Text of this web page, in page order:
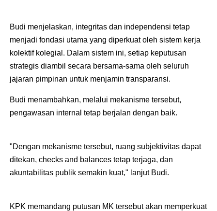
Budi menjelaskan, integritas dan independensi tetap
menjadi fondasi utama yang diperkuat oleh sistem kerja
kolektif kolegial. Dalam sistem ini, setiap keputusan
strategis diambil secara bersama-sama oleh seluruh
jajaran pimpinan untuk menjamin transparansi.
Budi menambahkan, melalui mekanisme tersebut,
pengawasan internal tetap berjalan dengan baik.
"Dengan mekanisme tersebut, ruang subjektivitas dapat
ditekan, checks and balances tetap terjaga, dan
akuntabilitas publik semakin kuat," lanjut Budi.
KPK memandang putusan MK tersebut akan memperkuat